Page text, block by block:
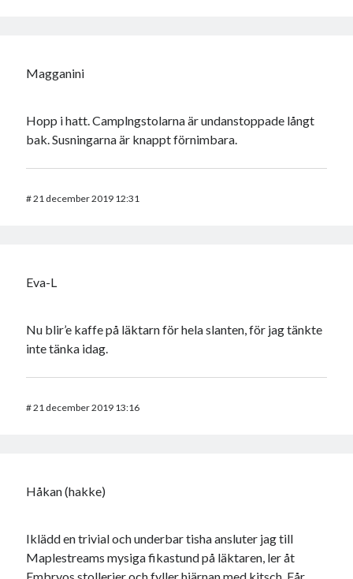
Magganini
Hopp i hatt. Camplngstolarna är undanstoppade långt
bak. Susningarna är knappt förnimbara.
#21 december 2019 12:31
Eva-L
Nu blir’e kaffe på läktarn för hela slanten, för jag tänkte
inte tänka idag.
#21 december 2019 13:16
Håkan (hakke)
Iklädd en trivial och underbar tisha ansluter jag till
Maplestreams mysiga fikastund på läktaren, ler åt